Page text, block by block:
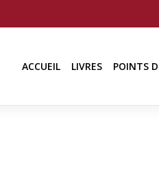
ACCUEIL LIVRES POINTS